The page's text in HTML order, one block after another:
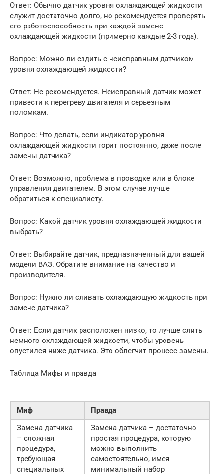
Ответ: Обычно датчик уровня охлаждающей жидкости
служит достаточно долго, но рекомендуется проверять
его работоспособность при каждой замене
охлаждающей жидкости (примерно каждые 2-3 года).
Вопрос: Можно ли ездить с неисправным датчиком
уровня охлаждающей жидкости?
Ответ: Не рекомендуется. Неисправный датчик может
привести к перегреву двигателя и серьезным
поломкам.
Вопрос: Что делать, если индикатор уровня
охлаждающей жидкости горит постоянно, даже после
замены датчика?
Ответ: Возможно, проблема в проводке или в блоке
управления двигателем. В этом случае лучше
обратиться к специалисту.
Вопрос: Какой датчик уровня охлаждающей жидкости
выбрать?
Ответ: Выбирайте датчик, предназначенный для вашей
модели ВАЗ. Обратите внимание на качество и
производителя.
Вопрос: Нужно ли сливать охлаждающую жидкость при
замене датчика?
Ответ: Если датчик расположен низко, то лучше слить
немного охлаждающей жидкости, чтобы уровень
опустился ниже датчика. Это облегчит процесс замены.
Таблица Мифы и правда
Миф
Правда
Замена датчика
– сложная
процедура,
требующая
специальных
Замена датчика – достаточно
простая процедура, которую
можно выполнить
самостоятельно, имея
минимальный набор